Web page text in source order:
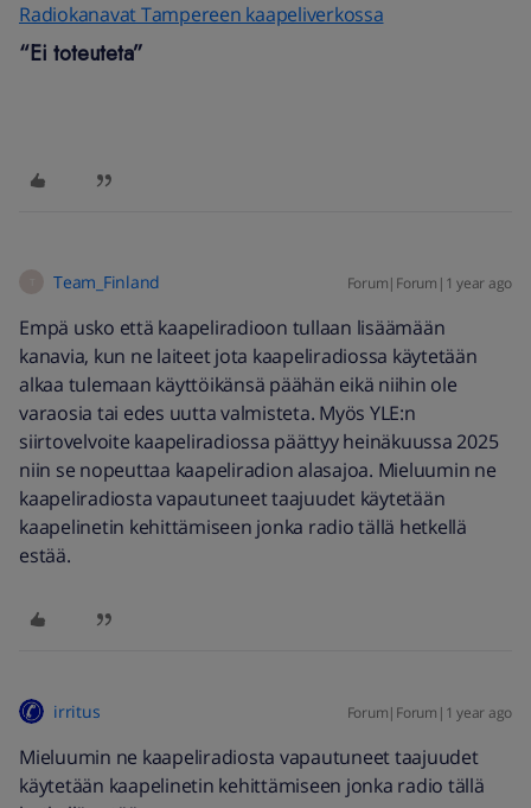
Radiokanavat Tampereen kaapeliverkossa
“Ei toteuteta”
Team_Finland Forum|Forum|1 year ago
Empä usko että kaapeliradioon tullaan lisäämään
kanavia, kun ne laiteet jota kaapeliradiossa käytetään
alkaa tulemaan käyttöikänsä päähän eikä niihin ole
varaosia tai edes uutta valmisteta. Myös YLE:n
siirtovelvoite kaapeliradiossa päättyy heinäkuussa 2025
niin se nopeuttaa kaapeliradion alasajoa. Mieluumin ne
kaapeliradiosta vapautuneet taajuudet käytetään
kaapelinetin kehittämiseen jonka radio tällä hetkellä
estää.
irritus Forum|Forum|1 year ago
Mieluumin ne kaapeliradiosta vapautuneet taajuudet
käytetään kaapelinetin kehittämiseen jonka radio tällä